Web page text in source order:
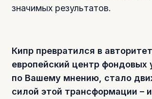
значимых результатов.
Кипр превратился в
европейский центр фондовых
по Вашему мнению, стало
силой этой трансформации –